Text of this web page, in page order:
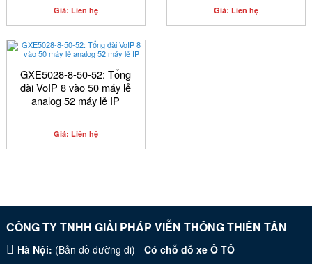
Giá: Liên hệ Giá: Liên hệ
GXE5028-8-50-52: Tổng
đài VoIP 8 vào 50 máy lẻ
analog 52 máy lẻ IP
Giá: Liên hệ
CÔNG TY TNHH GIẢI PHÁP VIỄN THÔNG THIÊN TÂN
Hà Nội: (Bản đồ đường đi) - Có chỗ đỗ xe Ô TÔ